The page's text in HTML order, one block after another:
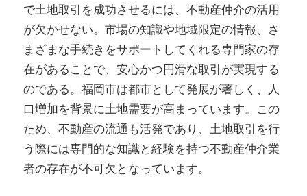
で土地取引を成功させるには、不動産仲介の活用
が欠かせない。市場の知識や地域限定の情報、さ
まざまな手続きをサポートしてくれる専門家の存
在があることで、安心かつ円滑な取引が実現する
のである。福岡市は都市として発展が著しく、人
口増加を背景に土地需要が高まっています。この
ため、不動産の流通も活発であり、土地取引を行
う際には専門的な知識と経験を持つ不動産仲介業
者の存在が不可欠となっています。